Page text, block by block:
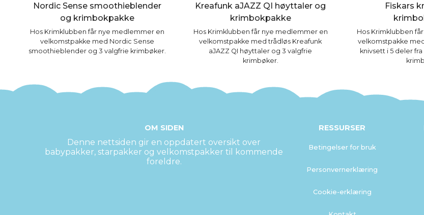
Nordic Sense smoothieblender
og krimbokpakke
Hos Krimklubben får nye medlemmer en
velkomstpakke med Nordic Sense
smoothieblender og 3 valgfrie krimbøker.
Kreafunk aJAZZ QI høyttaler og
krimbokpakke
Hos Krimklubben får nye medlemmer en
velkomstpakke med trådløs Kreafunk
aJAZZ QI høyttaler og 3 valgfrie
krimbøker.
Fiskars
Hos Krimklubben
velkomstpakke
knivsett i 5 deler
OM SIDEN
Denne nettsiden gir en oppdatert oversikt over
babypakker, starpakker og velkomstpakker til kommende
foreldre.
RESSURSER
Betingelser for bruk
Personvernerklæring
Cookie-erklæring